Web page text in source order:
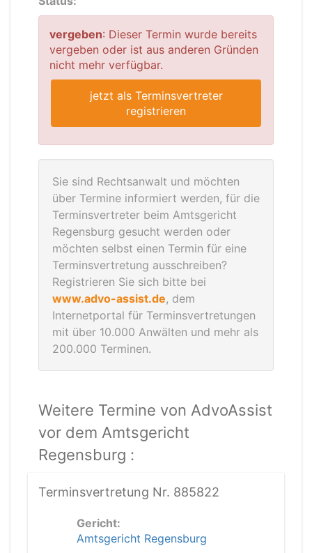
vergeben: Dieser Termin wurde bereits
vergeben oder ist aus anderen Gründen
nicht mehr verfügbar.
jetzt als Terminsvertreter
registrieren
Sie sind Rechtsanwalt und möchten
über Termine informiert werden, für die
Terminsvertreter beim Amtsgericht
Regensburg gesucht werden oder
möchten selbst einen Termin für eine
Terminsvertretung ausschreiben?
Registrieren Sie sich bitte bei
www.advo-assist.de, dem
Internetportal für Terminsvertretungen
mit über 10.000 Anwälten und mehr als
200.000 Terminen.
Weitere Termine von AdvoAssist
vor dem Amtsgericht
Regensburg :
Terminsvertretung Nr. 885822
Gericht:
Amtsgericht Regensburg